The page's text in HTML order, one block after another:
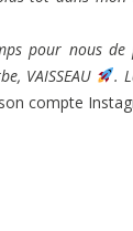
pour nous
VAISSEAU
.
compte